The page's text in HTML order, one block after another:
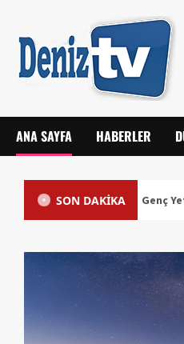
ANA SAYFA HABERLER
SON DAKİKA
Alarmı: Genç Yetişkinler